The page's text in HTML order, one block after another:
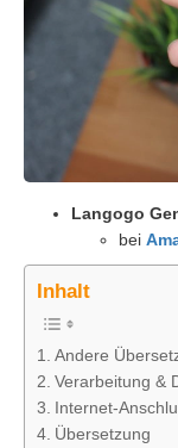
Langogo
bei
Inhalt
Andere
Verarbeitung &
Internet-
Übersetzung